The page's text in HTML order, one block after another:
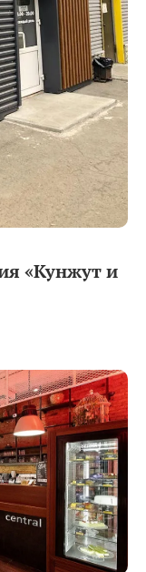
«Кунжут и